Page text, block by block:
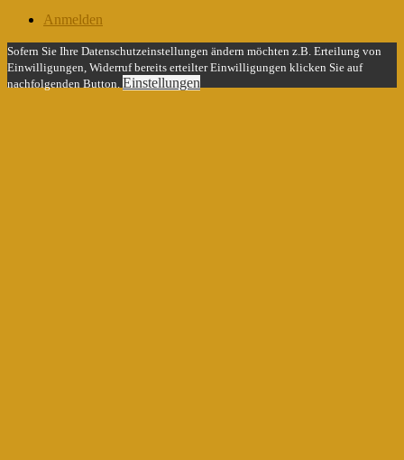
Anmelden
Sofern Sie Ihre Datenschutzeinstellungen ändern möchten z.B. Erteilung von
Einwilligungen, Widerruf bereits erteilter Einwilligungen klicken Sie auf
nachfolgenden Button. Einstellungen